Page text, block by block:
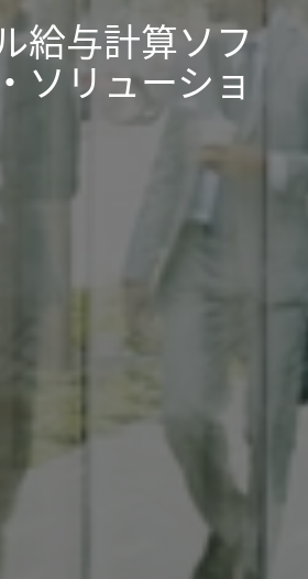
給与計算ソフ
ソリューショ